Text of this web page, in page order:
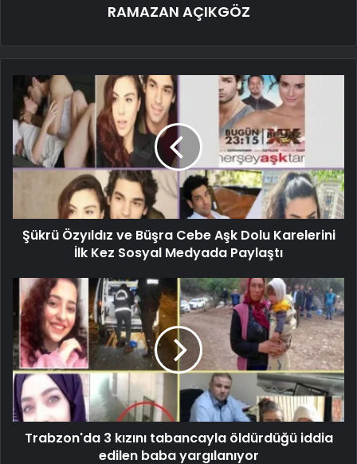
RAMAZAN AÇIKGÖZ
Şükrü Özyıldız ve Büşra Cebe Aşk Dolu Karelerini
İlk Kez Sosyal Medyada Paylaştı
Trabzon'da 3 kızını tabancayla öldürdüğü iddia
edilen baba yargılanıyor